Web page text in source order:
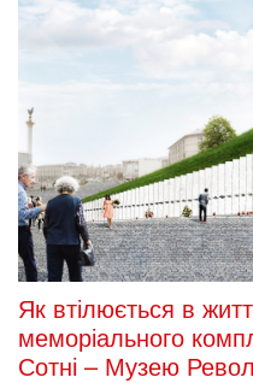
Як втілюється в
меморіального
Сотні – Музею